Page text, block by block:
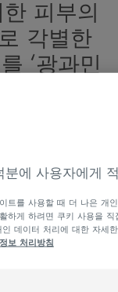
피부의
각별한
‘광과민
.
분에 사용자에게
트를 사용할 때 더 나은 개
하게 하려면 쿠키 사용을
인 데이터 처리에 대한 자세
보 처리방침